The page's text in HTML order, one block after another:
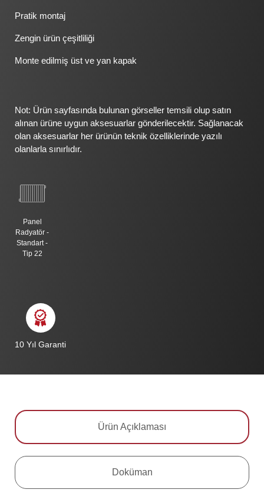
Pratik montaj
Zengin ürün çeşitliliği
Monte edilmiş üst ve yan kapak
Not: Ürün sayfasında bulunan görseller temsili olup satın
alınan ürüne uygun aksesuarlar gönderilecektir. Sağlanacak
olan aksesuarlar her ürünün teknik özelliklerinde yazılı
olanlarla sınırlıdır.
Panel
Radyatör -
Standart -
Tip 22
10 Yıl Garanti
Ürün Açıklaması
Doküman